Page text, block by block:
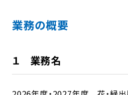
業務の概要
１ 業務名